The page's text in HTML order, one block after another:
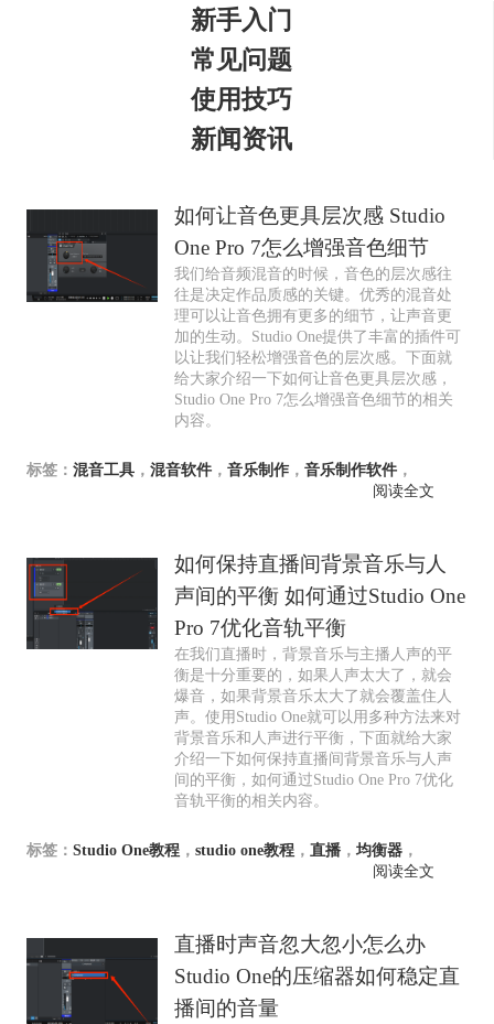
新手入门
常见问题
使用技巧
新闻资讯
如何让音色更具层次感 Studio
One Pro 7怎么增强音色细节
我们给音频混音的时候，音色的层次感往
往是决定作品质感的关键。优秀的混音处
理可以让音色拥有更多的细节，让声音更
加的生动。Studio One提供了丰富的插件可
以让我们轻松增强音色的层次感。下面就
给大家介绍一下如何让音色更具层次感，
Studio One Pro 7怎么增强音色细节的相关
内容。
标签： 混音工具， 混音软件， 音乐制作， 音乐制作软件，
阅读全文
如何保持直播间背景音乐与人
声间的平衡 如何通过Studio One
Pro 7优化音轨平衡
在我们直播时，背景音乐与主播人声的平
衡是十分重要的，如果人声太大了，就会
爆音，如果背景音乐太大了就会覆盖住人
声。使用Studio One就可以用多种方法来对
背景音乐和人声进行平衡，下面就给大家
介绍一下如何保持直播间背景音乐与人声
间的平衡，如何通过Studio One Pro 7优化
音轨平衡的相关内容。
标签： Studio One教程， studio one教程， 直播， 均衡器，
阅读全文
直播时声音忽大忽小怎么办
Studio One的压缩器如何稳定直
播间的音量